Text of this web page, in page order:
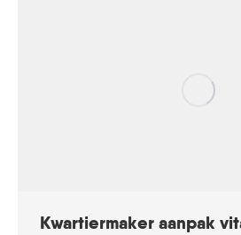
Kwartiermaker aanpak